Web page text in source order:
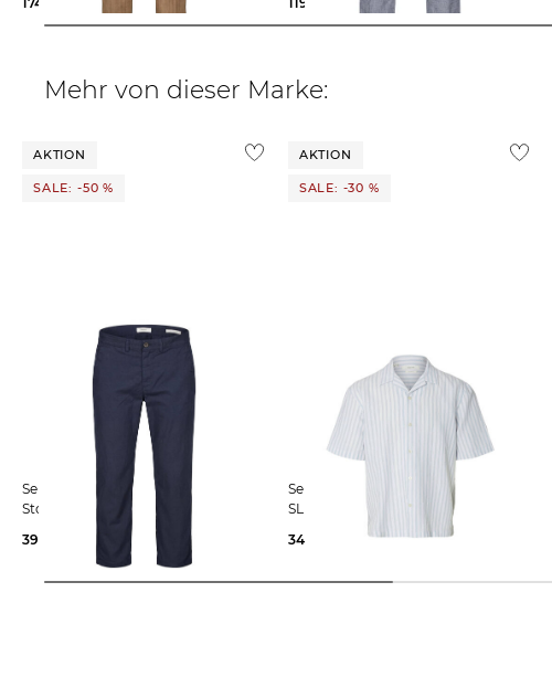
Mehr von dieser Marke:
AKTION
SALE: -50 %
Selected Homme | Herren
Stoffhose 196 Straight Fit
39,99 €
79,99 €
AKTION
SALE: -30 %
Selected Homme | Herren Hemd
SLHRLXCLAY Relaxed Fit
34,89 €
49,99 €